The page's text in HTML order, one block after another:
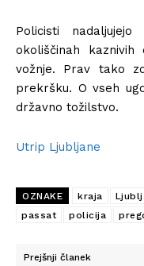
Policisti
okoliščinah
vožnje. Prav tako
prekršku. O vseh
državno tožilstvo.
Utrip Ljubljane
OZNAKE kraja
passat
policija
Prejšnji članek